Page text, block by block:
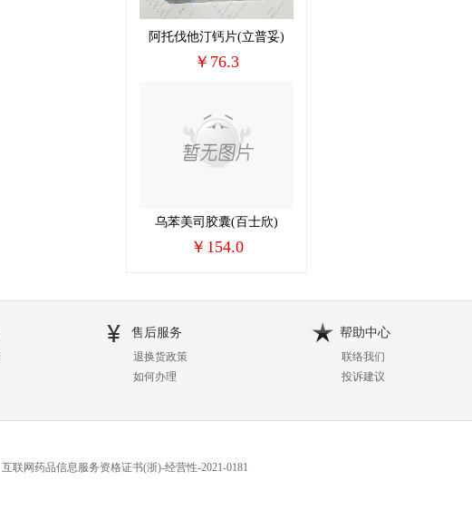
阿托伐他汀钙片(立普妥)
￥76.3
乌苯美司胶囊(百士欣)
￥154.0
售后服务
退换货政策
如何办理
帮助中心
联络我们
投诉建议
互联网药品信息服务资格证书(浙)-经营性-2021-0181